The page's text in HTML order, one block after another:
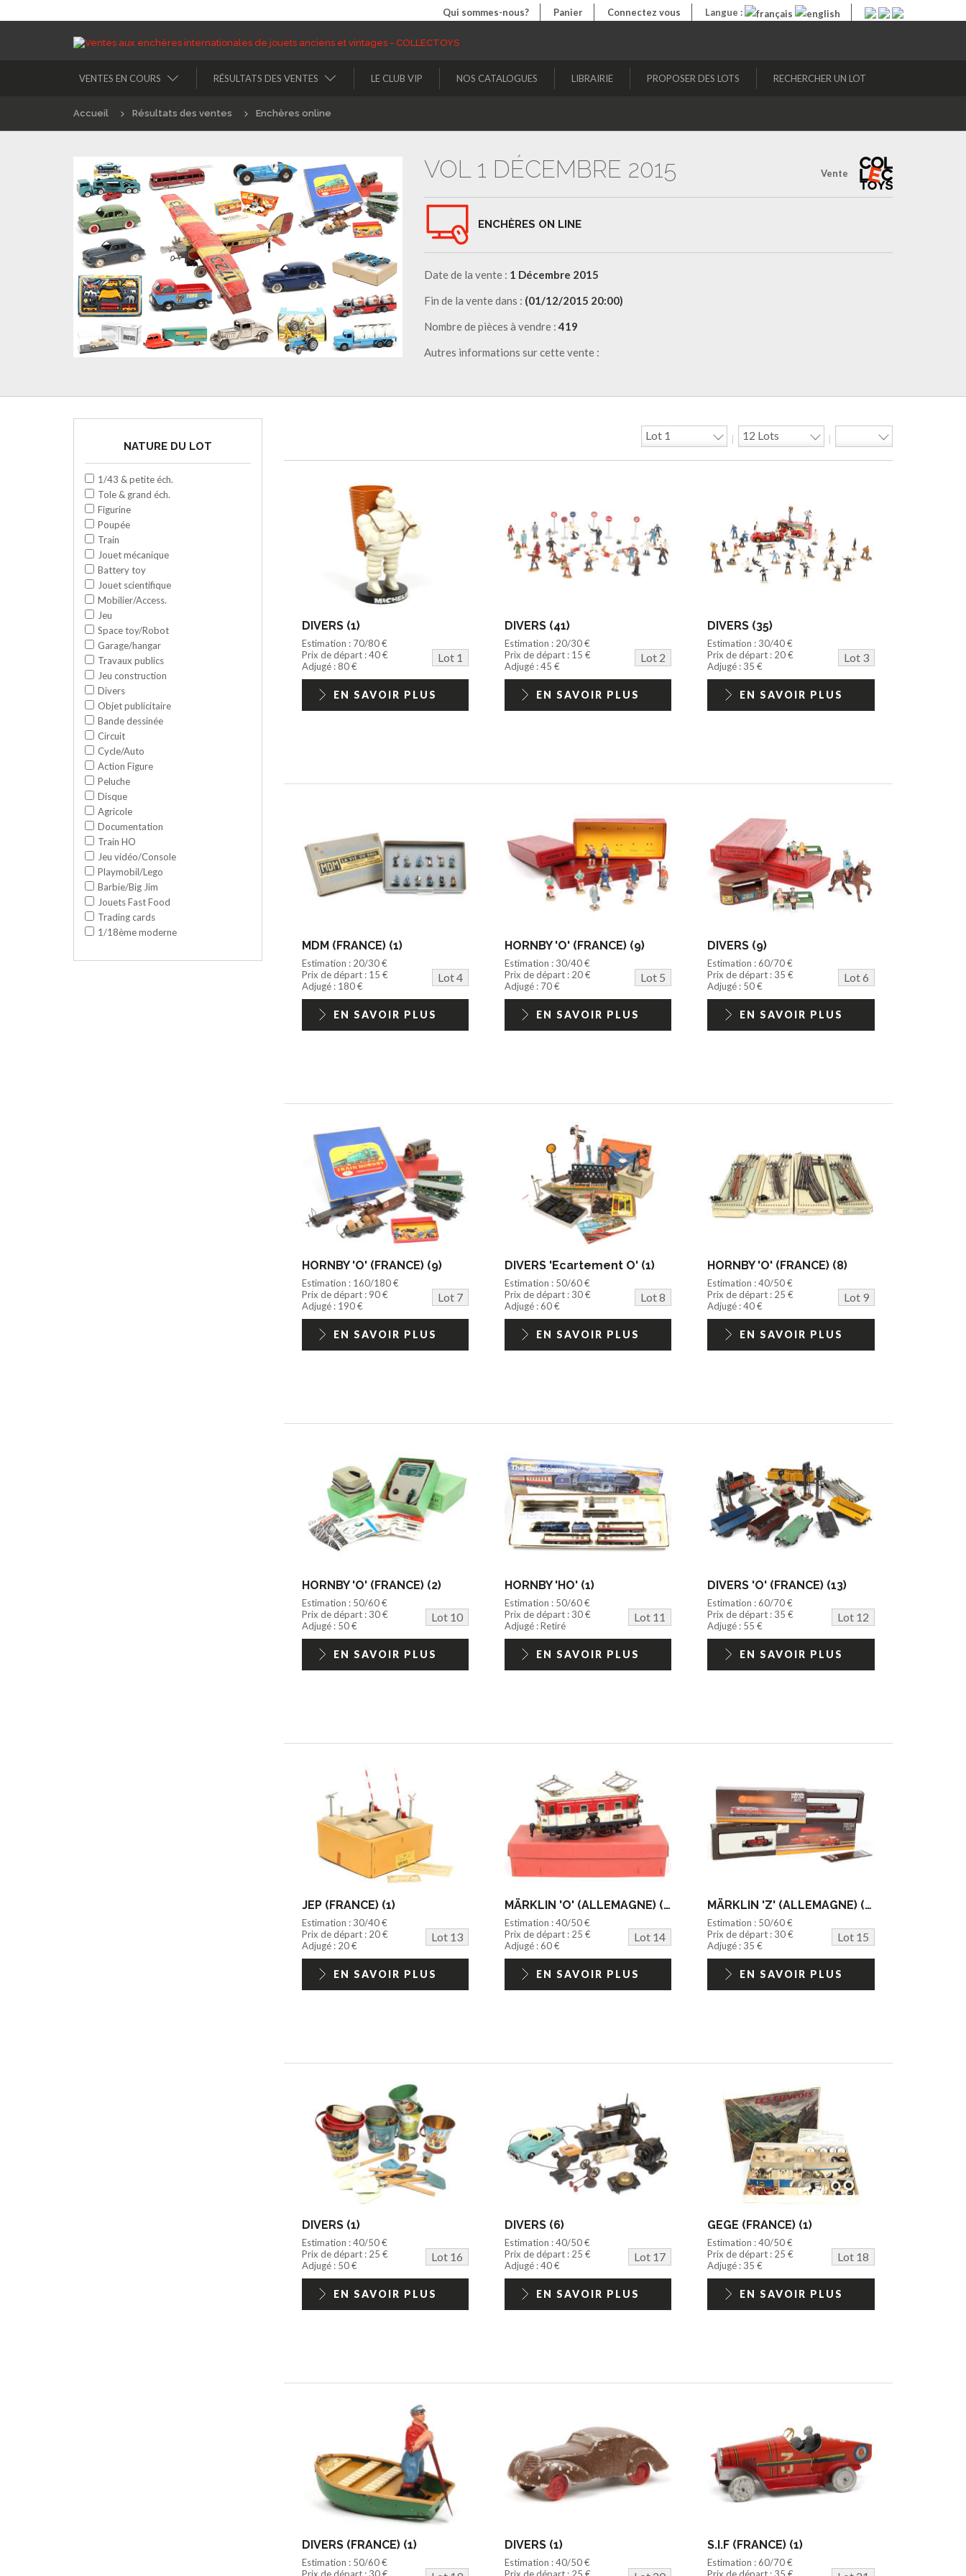
Qui sommes-nous? Panier Connectez vous Langue :
VENTES EN COURS RÉSULTATS DES VENTES LE CLUB VIP NOS CATALOGUES LIBRAIRIE PROPOSER DES LOTS RECHERCHER UN LOT
Accueil Résultats des ventes Enchères online
Vente
VOL 1 DÉCEMBRE 2015
ENCHÈRES ON LINE
Date de la vente : 1 Décembre 2015
Fin de la vente dans : (01/12/2015 20:00)
Nombre de pièces à vendre :419
Autres informations sur cette vente :
NATURE DU LOT
1/43 & petite éch.
Tole & grand éch.
Figurine
Poupée
Train
Jouet mécanique
Battery toy
Jouet scientifique
Mobilier/Access.
Jeu
Space toy/Robot
Garage/hangar
Travaux publics
Jeu construction
Divers
Objet publicitaire
Bande dessinée
Circuit
Cycle/Auto
Action Figure
Peluche
Disque
Agricole
Documentation
Train HO
Jeu vidéo/Console
Playmobil/Lego
Barbie/Big Jim
Jouets Fast Food
Trading cards
1/18ème moderne
DIVERS (1)
Estimation : 70/80 €
Prix de départ : 40 €
Lot 1
Adjugé : 80 €
EN SAVOIR PLUS
DIVERS (41)
Estimation : 20/30 €
Prix de départ : 15 €
Lot 2
Adjugé : 45 €
EN SAVOIR PLUS
DIVERS (35)
Estimation : 30/40 €
Prix de départ : 20 €
Lot 3
Adjugé : 35 €
EN SAVOIR PLUS
MDM (FRANCE) (1)
Estimation : 20/30 €
Prix de départ : 15 €
Lot 4
Adjugé : 180 €
EN SAVOIR PLUS
HORNBY 'O' (FRANCE) (9)
Estimation : 30/40 €
Prix de départ : 20 €
Lot 5
Adjugé : 70 €
EN SAVOIR PLUS
DIVERS (9)
Estimation : 60/70 €
Prix de départ : 35 €
Lot 6
Adjugé : 50 €
EN SAVOIR PLUS
HORNBY 'O' (FRANCE) (9)
Estimation : 160/180 €
Prix de départ : 90 €
Lot 7
Adjugé : 190 €
EN SAVOIR PLUS
DIVERS 'Ecartement O' (1)
Estimation : 50/60 €
Prix de départ : 30 €
Lot 8
Adjugé : 60 €
EN SAVOIR PLUS
HORNBY 'O' (FRANCE) (8)
Estimation : 40/50 €
Prix de départ : 25 €
Lot 9
Adjugé : 40 €
EN SAVOIR PLUS
HORNBY 'O' (FRANCE) (2)
Estimation : 50/60 €
Prix de départ : 30 €
Lot 10
Adjugé : 50 €
EN SAVOIR PLUS
HORNBY 'HO' (1)
Estimation : 50/60 €
Prix de départ : 30 €
Lot 11
Adjugé : Retiré
EN SAVOIR PLUS
DIVERS 'O' (FRANCE) (13)
Estimation : 60/70 €
Prix de départ : 35 €
Lot 12
Adjugé : 55 €
EN SAVOIR PLUS
JEP (FRANCE) (1)
Estimation : 30/40 €
Prix de départ : 20 €
Lot 13
Adjugé : 20 €
EN SAVOIR PLUS
MÄRKLIN 'O' (ALLEMAGNE) (1)
Estimation : 40/50 €
Prix de départ : 25 €
Lot 14
Adjugé : 60 €
EN SAVOIR PLUS
MÄRKLIN 'Z' (ALLEMAGNE) (2)
Estimation : 50/60 €
Prix de départ : 30 €
Lot 15
Adjugé : 35 €
EN SAVOIR PLUS
DIVERS (1)
Estimation : 40/50 €
Prix de départ : 25 €
Lot 16
Adjugé : 50 €
EN SAVOIR PLUS
DIVERS (6)
Estimation : 40/50 €
Prix de départ : 25 €
Lot 17
Adjugé : 40 €
EN SAVOIR PLUS
GEGE (FRANCE) (1)
Estimation : 40/50 €
Prix de départ : 25 €
Lot 18
Adjugé : 35 €
EN SAVOIR PLUS
DIVERS (FRANCE) (1)
Estimation : 50/60 €
Prix de départ : 30 €
DIVERS (1)
Estimation : 40/50 €
Prix de départ : 25 €
S.I.F (FRANCE) (1)
Estimation : 60/70 €
Prix de départ : 35 €